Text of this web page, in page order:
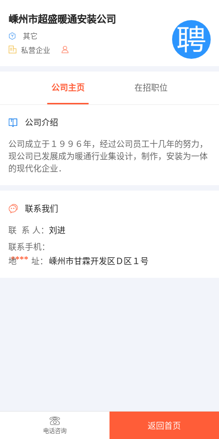
嵊州市超盛暖通安装公司
其它
私营企业
公司主页 在招职位
公司介绍
公司成立于１９９６年，经过公司员工十几年的努力，
现公司已发展成为暖通行业集设计，制作，安装为一体
的现代化企业．
联系我们
联 系 人： 刘进
联系手机：
****
地 址： 嵊州市甘霖开发区Ｄ区１号
电话咨询
返回首页